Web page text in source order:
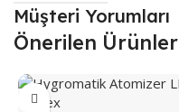
Müşteri Yorumları
Önerilen Ürünler